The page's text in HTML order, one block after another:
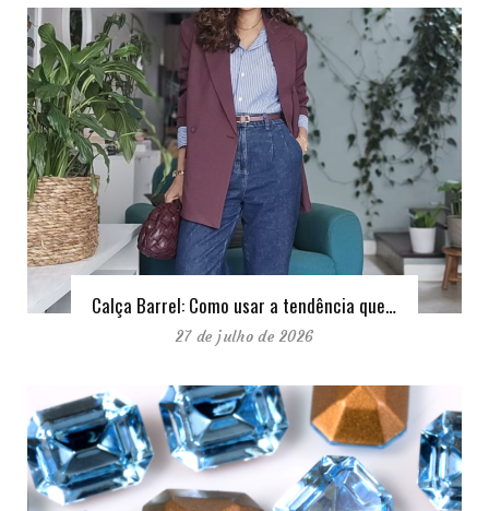
Calça Barrel: Como usar a tendência que…
27 de julho de 2026